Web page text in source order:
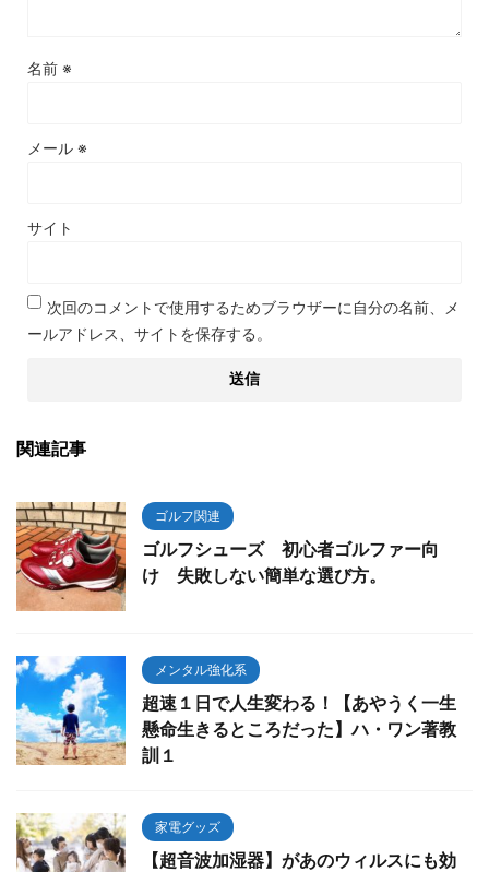
名前 ※
メール ※
サイト
次回のコメントで使用するためブラウザーに自分の名前、メ
ールアドレス、サイトを保存する。
関連記事
ゴルフ関連
ゴルフシューズ 初心者ゴルファー向
け 失敗しない簡単な選び方。
メンタル強化系
超速１日で人生変わる！【あやうく一生
懸命生きるところだった】ハ・ワン著教
訓１
家電グッズ
【超音波加湿器】があのウィルスにも効